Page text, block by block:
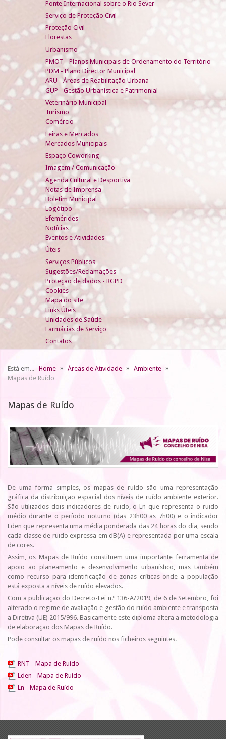
Ponte Internacional sobre o Rio Sever
Serviço de Proteção Civil
Proteção Civil
Florestas
Urbanismo
PMOT - Planos Municipais de Ordenamento do Território
PDM - Plano Director Municipal
ARU - Áreas de Reabilitação Urbana
GUP - Gestão Urbanística e Patrimonial
Veterinário Municipal
Turismo
Comércio
Feiras e Mercados
Mercados Municipais
Espaço Coworking
Imagem / Comunicação
Agenda Cultural e Desportiva
Notas de Imprensa
Boletim Municipal
Logótipo
Efemérides
Notícias
Eventos e Atividades
Úteis
Serviços Públicos
Sugestões/Reclamações
Proteção de dados - RGPD
Cookies
Mapa do site
Links Úteis
Unidades de Saúde
Farmácias de Serviço
Contatos
Está em... Home Áreas de Atividade
Ambiente
Mapas de Ruído
Mapas de Ruído
De uma forma simples, os mapas de ruído são uma representação
gráfica da distribuição espacial dos níveis de ruído ambiente exterior.
São utilizados dois indicadores de ruido, o Ln que representa o ruido
médio durante o período noturno (das 23h00 as 7h00) e o indicador
Lden que representa uma média ponderada das 24 horas do dia, sendo
cada classe de ruido expressa em dB(A) e representada por uma escala
de cores.
Assim, os Mapas de Ruído constituem uma importante ferramenta de
apoio ao planeamento e desenvolvimento urbanístico, mas também
como recurso para identificação de zonas críticas onde a população
está exposta a níveis de ruído elevados.
Com a publicação do Decreto-Lei n.º 136-A/2019, de 6 de Setembro, foi
alterado o regime de avaliação e gestão do ruído ambiente e transposta
a Diretiva (UE) 2015/996. Basicamente este diploma altera a metodologia
de elaboração dos Mapas de Ruído.
Pode consultar os mapas de ruído nos ficheiros seguintes.
RNT - Mapa de Ruído
Lden - Mapa de Ruído
Ln - Mapa de Ruído